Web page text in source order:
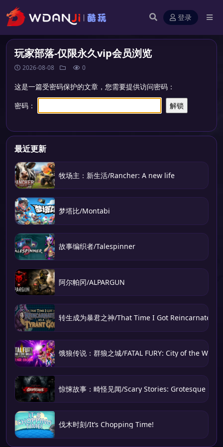
登录
玩家部落-仅限永久vip会员浏览
2026-08-08 0
这是一篇受密码保护的文章，您需要提供访问密码：
密码：
最近更新
牧场主：新生活/Rancher: A new life
梦塔比/Montabi
故事编织者/Talespinner
阿尔帕冈/ALPARGUN
转生成为暴君之神/That Time I Got Reincarnated
饿狼传说：群狼之城/FATAL FURY: City of the
惊悚故事：畸怪见闻/Scary Stories: Grotesque
伐木时刻/It’s Chopping Time!